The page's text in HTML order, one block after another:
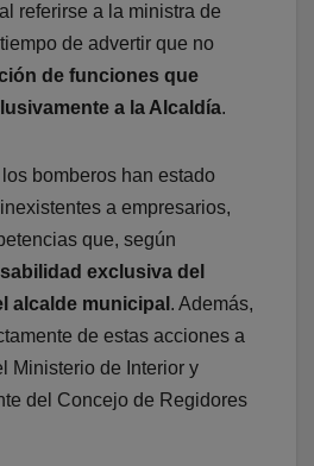
referirse a la ministra de
de advertir que no
de funciones que
a la Alcaldía.
bomberos han estado
a empresarios,
que, según
exclusiva del
alcalde municipal . Además,
de estas acciones a
Ministerio de Interior y
del Concejo de Regidores